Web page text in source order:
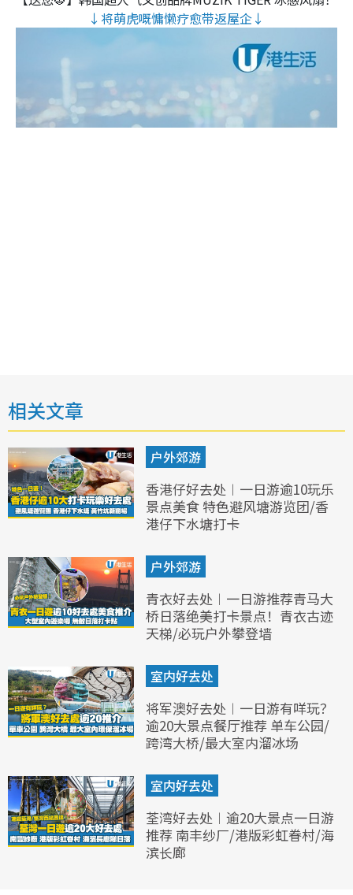
↓将萌虎嘅慵懒疗愈带返屋企↓
相关文章
户外郊游
香港仔好去处︱一日游逾10玩乐
景点美食 特色避风塘游览团/香
港仔下水塘打卡
户外郊游
青衣好去处︱一日游推荐青马大
桥日落绝美打卡景点！青衣古迹
天梯/必玩户外攀登墙
室内好去处
将军澳好去处︱一日游有咩玩？
逾20大景点餐厅推荐 单车公园/
跨湾大桥/最大室内溜冰场
室内好去处
荃湾好去处︱逾20大景点一日游
推荐 南丰纱厂/港版彩虹眷村/海
滨长廊